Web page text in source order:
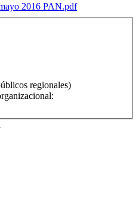
2016 PAN.pdf
regionales)